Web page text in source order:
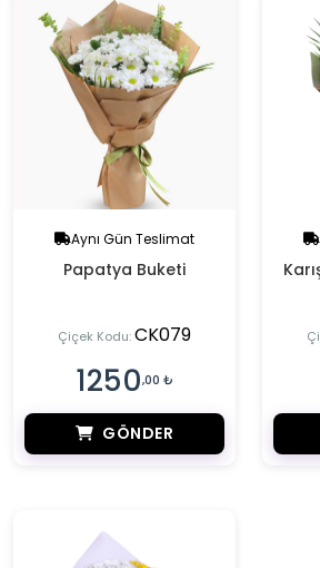
Aynı Gün Teslimat
Papatya Buketi
Çiçek Kodu:CK079
1250,00 ₺
GÖNDER